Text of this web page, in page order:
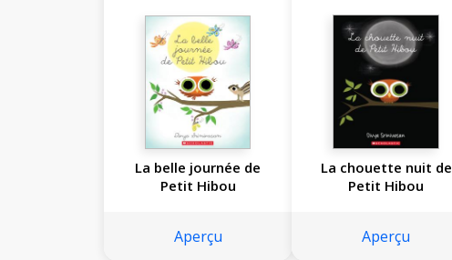
La belle journée de
Petit Hibou
Aperçu
La chouette nuit de
Petit Hibou
Aperçu